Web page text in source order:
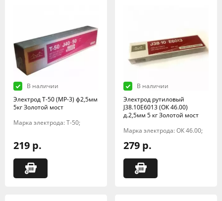
В наличии
Электрод Т-50 (МР-3) ф2,5мм
5кг Золотой мост
Марка электрода: Т-50;
219 р.
В наличии
Электрод рутиловый
J38.10E6013 (ОК 46.00)
д.2,5мм 5 кг Золотой мост
Марка электрода: ОК 46.00;
279 р.